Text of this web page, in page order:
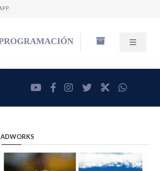
youtubefacebookinstagram
twitterRadioCut
ADWORKS